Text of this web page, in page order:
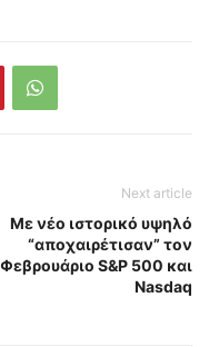
Next article
Με νέο ιστορικό υψηλό
“αποχαιρέτισαν” τον
Φεβρουάριο S&P 500 και
Nasdaq